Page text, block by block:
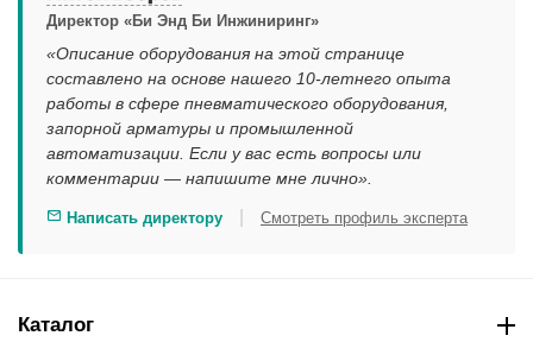
Директор «Би Энд Би Инжиниринг»
«Описание оборудования на этой странице
составлено на основе нашего 10-летнего опыта
работы в сфере пневматического оборудования,
запорной арматуры и промышленной
автоматизации. Если у вас есть вопросы или
комментарии — напишите мне лично».
Написать директору Смотреть профиль эксперта
Каталог